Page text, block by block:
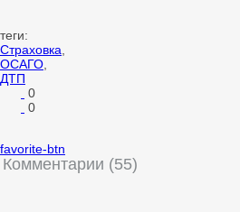
теги:
Страховка
ОСАГО
ДТП
0
0
favorite-btn
Комментарии (55)